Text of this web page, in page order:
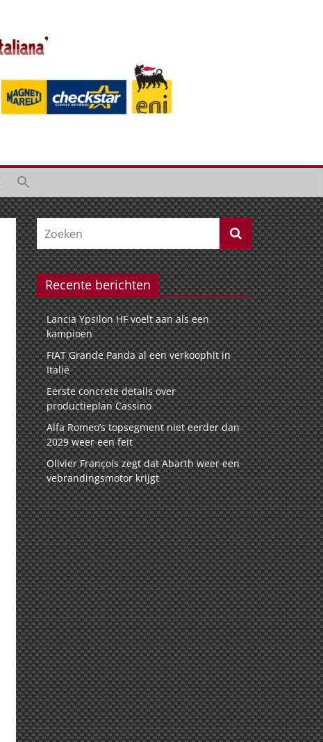
Recente berichten
Lancia Ypsilon HF voelt aan als een
kampioen
FIAT Grande Panda al een verkoophit in
Italië
Eerste concrete details over
productieplan Cassino
Alfa Romeo’s topsegment niet eerder dan
2029 weer een feit
Olivier François zegt dat Abarth weer een
vebrandingsmotor krijgt